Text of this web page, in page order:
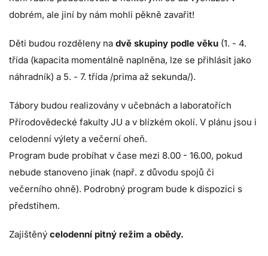
dobrém, ale jiní by nám mohli pěkně zavařit!
Děti budou rozděleny na dvě skupiny podle věku (1. - 4.
třída (kapacita momentálně naplněna, lze se přihlásit jako
náhradník) a 5. - 7. třída /prima až sekunda/).
Tábory budou realizovány v učebnách a laboratořích
Přírodovědecké fakulty JU a v blízkém okolí. V plánu jsou i
celodenní výlety a večerní oheň.
Program bude probíhat v čase mezi 8.00 - 16.00, pokud
nebude stanoveno jinak (např. z důvodu spojů či
večerního ohně). Podrobný program bude k dispozici s
předstihem.
Zajištěný celodenní pitný režim a obědy.